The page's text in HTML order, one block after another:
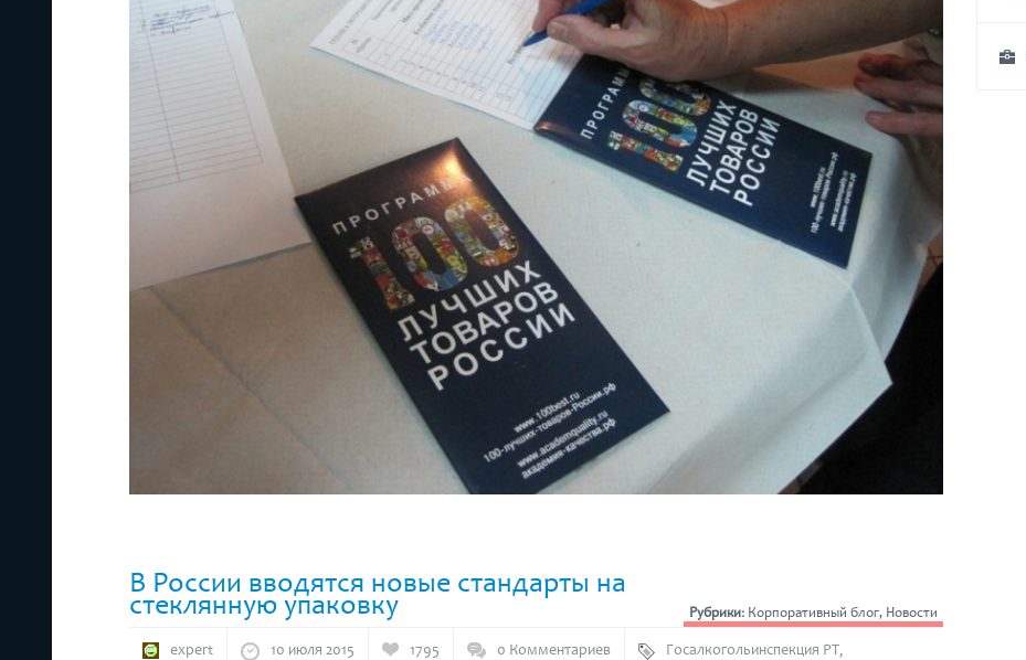
В России вводятся новые стандарты на
стеклянную упаковку Рубрики: Корпоративный блог, Новости
expert 10 июля 2015 1795 0 Комментариев Госалкогольинспекция РТ,